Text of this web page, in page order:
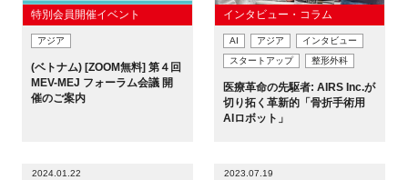
特別会員開催イベント
アジア
(ベトナム) [ZOOM無料] 第４回
MEV-MEJ フォーラム会議 開
催のご案内
インタビュー・コラム
AI アジア
インタビュー
スタートアップ
整形外科
医療革命の先駆者: AIRS Inc.が
切り拓く革新的「骨折手術用
AIロボット」
2024.01.22 2023.07.19